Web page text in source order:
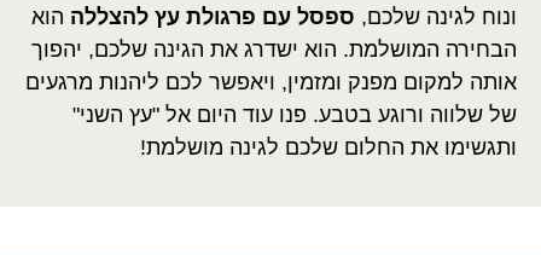
ונוח לגינה שלכם, ספסל עם פרגולת עץ להצללה הוא
הבחירה המושלמת. הוא ישדרג את הגינה שלכם, יהפוך
אותה למקום מפנק ומזמין, ויאפשר לכם ליהנות מרגעים
של שלווה ורוגע בטבע. פנו עוד היום אל "עץ השני"
ותגשימו את החלום שלכם לגינה מושלמת!